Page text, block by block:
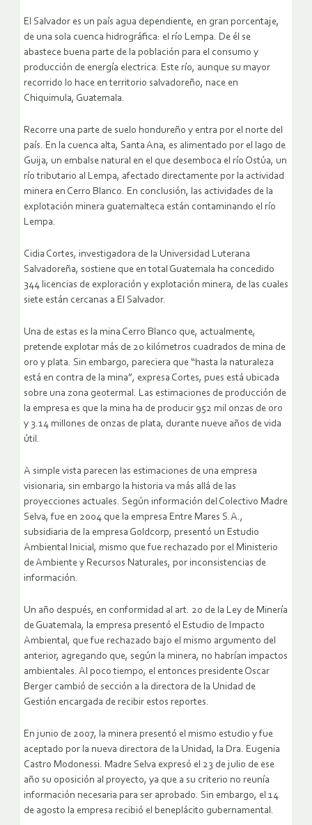
El Salvador es un país agua dependiente, en gran porcentaje,
de una sola cuenca hidrográfica: el río Lempa. De él se
abastece buena parte de la población para el consumo y
producción de energía electrica. Este río, aunque su mayor
recorrido lo hace en territorio salvadoreño, nace en
Chiquimula, Guatemala.
Recorre una parte de suelo hondureño y entra por el norte del
país. En la cuenca alta, Santa Ana, es alimentado por el lago de
Guija, un embalse natural en el que desemboca el río Ostúa, un
río tributario al Lempa, afectado directamente por la actividad
minera en Cerro Blanco. En conclusión, las actividades de la
explotación minera guatemalteca están contaminando el río
Lempa.
Cidia Cortes, investigadora de la Universidad Luterana
Salvadoreña, sostiene que en total Guatemala ha concedido
344 licencias de exploración y explotación minera, de las cuales
siete están cercanas a El Salvador.
Una de estas es la mina Cerro Blanco que, actualmente,
pretende explotar más de 20 kilómetros cuadrados de mina de
oro y plata. Sin embargo, pareciera que “hasta la naturaleza
está en contra de la mina”, expresa Cortes, pues está ubicada
sobre una zona geotermal. Las estimaciones de producción de
la empresa es que la mina ha de producir 952 mil onzas de oro
y 3.14 millones de onzas de plata, durante nueve años de vida
útil.
A simple vista parecen las estimaciones de una empresa
visionaria, sin embargo la historia va más allá de las
proyecciones actuales. Según información del Colectivo Madre
Selva, fue en 2004 que la empresa Entre Mares S.A.,
subsidiaria de la empresa Goldcorp, presentó un Estudio
Ambiental Inicial, mismo que fue rechazado por el Ministerio
de Ambiente y Recursos Naturales, por inconsistencias de
información.
Un año después, en conformidad al art. 20 de la Ley de Minería
de Guatemala, la empresa presentó el Estudio de Impacto
Ambiental, que fue rechazado bajo el mismo argumento del
anterior, agregando que, según la minera, no habrían impactos
ambientales. Al poco tiempo, el entonces presidente Oscar
Berger cambió de sección a la directora de la Unidad de
Gestión encargada de recibir estos reportes.
En junio de 2007, la minera presentó el mismo estudio y fue
aceptado por la nueva directora de la Unidad, la Dra. Eugenia
Castro Modonessi. Madre Selva expresó el 23 de julio de ese
año su oposición al proyecto, ya que a su criterio no reunía
información necesaria para ser aprobado. Sin embargo, el 14
de agosto la empresa recibió el beneplácito gubernamental.